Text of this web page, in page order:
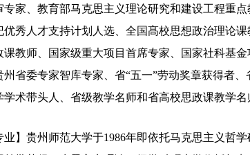
专家、教育部马克思主义理论研究和建设工程重
优秀人才支持计划人选、全国髙校思想政治理论
课教师、国家级重大项目首席专家、国家社科基
省委专家智库专家、省“五一”劳动奖章获得者
学术带头人、省级教学名师和省高校思政课教学名
业】贵州师范大学于1986年即依托马克思主义哲